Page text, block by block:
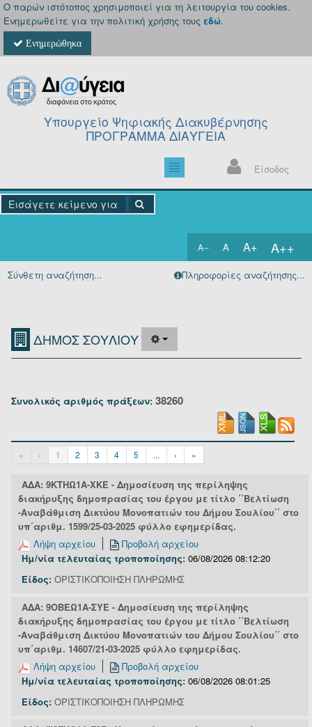
Ο παρών ιστότοπος χρησιμοποιεί για τη λειτουργία του cookies.
Ενημερωθείτε για την πολιτική χρήσης τους εδώ.
Ενημερώθηκα
Υπουργείο Ψηφιακής Διακυβέρνησης
ΠΡΟΓΡΑΜΜΑ ΔΙΑΥΓΕΙΑ
Είσοδος
A-- A A+ A++
Αρχική
Υπηρεσίες
Σύνθετη αναζήτηση... Πληροφορίες αναζήτησης...
ΔΗΜΟΣ ΣΟΥΛΙΟΥ
Συνολικός αριθμός πράξεων: 38260
« ‹ 1 2 3 4 5 ... › »
ΑΔΑ: 9ΚΤΗΩ1Α-ΧΚΕ - Δημοσίευση της περίληψης
διακήρυξης δημοπρασίας του έργου με τίτλο ΄΄Βελτίωση
-Αναβάθμιση Δικτύου Μονοπατιών του Δήμου Σουλίου΄΄ στο
υπ΄αριθμ. 1599/25-03-2025 φύλλο εφημερίδας.
Λήψη αρχείου
Προβολή αρχείου
Ημ/νία τελευταίας τροποποίησης: 06/08/2026 08:12:20
Είδος: ΟΡΙΣΤΙΚΟΠΟΙΗΣΗ ΠΛΗΡΩΜΗΣ
ΑΔΑ: 9ΟΒΕΩ1Α-ΣΥΕ - Δημοσίευση της περίληψης
διακήρυξης δημοπρασίας του έργου με τίτλο ΄΄Βελτίωση
-Αναβάθμιση Δικτύου Μονοπατιών του Δήμου Σουλίου΄΄ στο
υπ΄αριθμ. 14607/21-03-2025 φύλλο εφημερίδας.
Λήψη αρχείου
Προβολή αρχείου
Ημ/νία τελευταίας τροποποίησης: 06/08/2026 08:01:25
Είδος: ΟΡΙΣΤΙΚΟΠΟΙΗΣΗ ΠΛΗΡΩΜΗΣ